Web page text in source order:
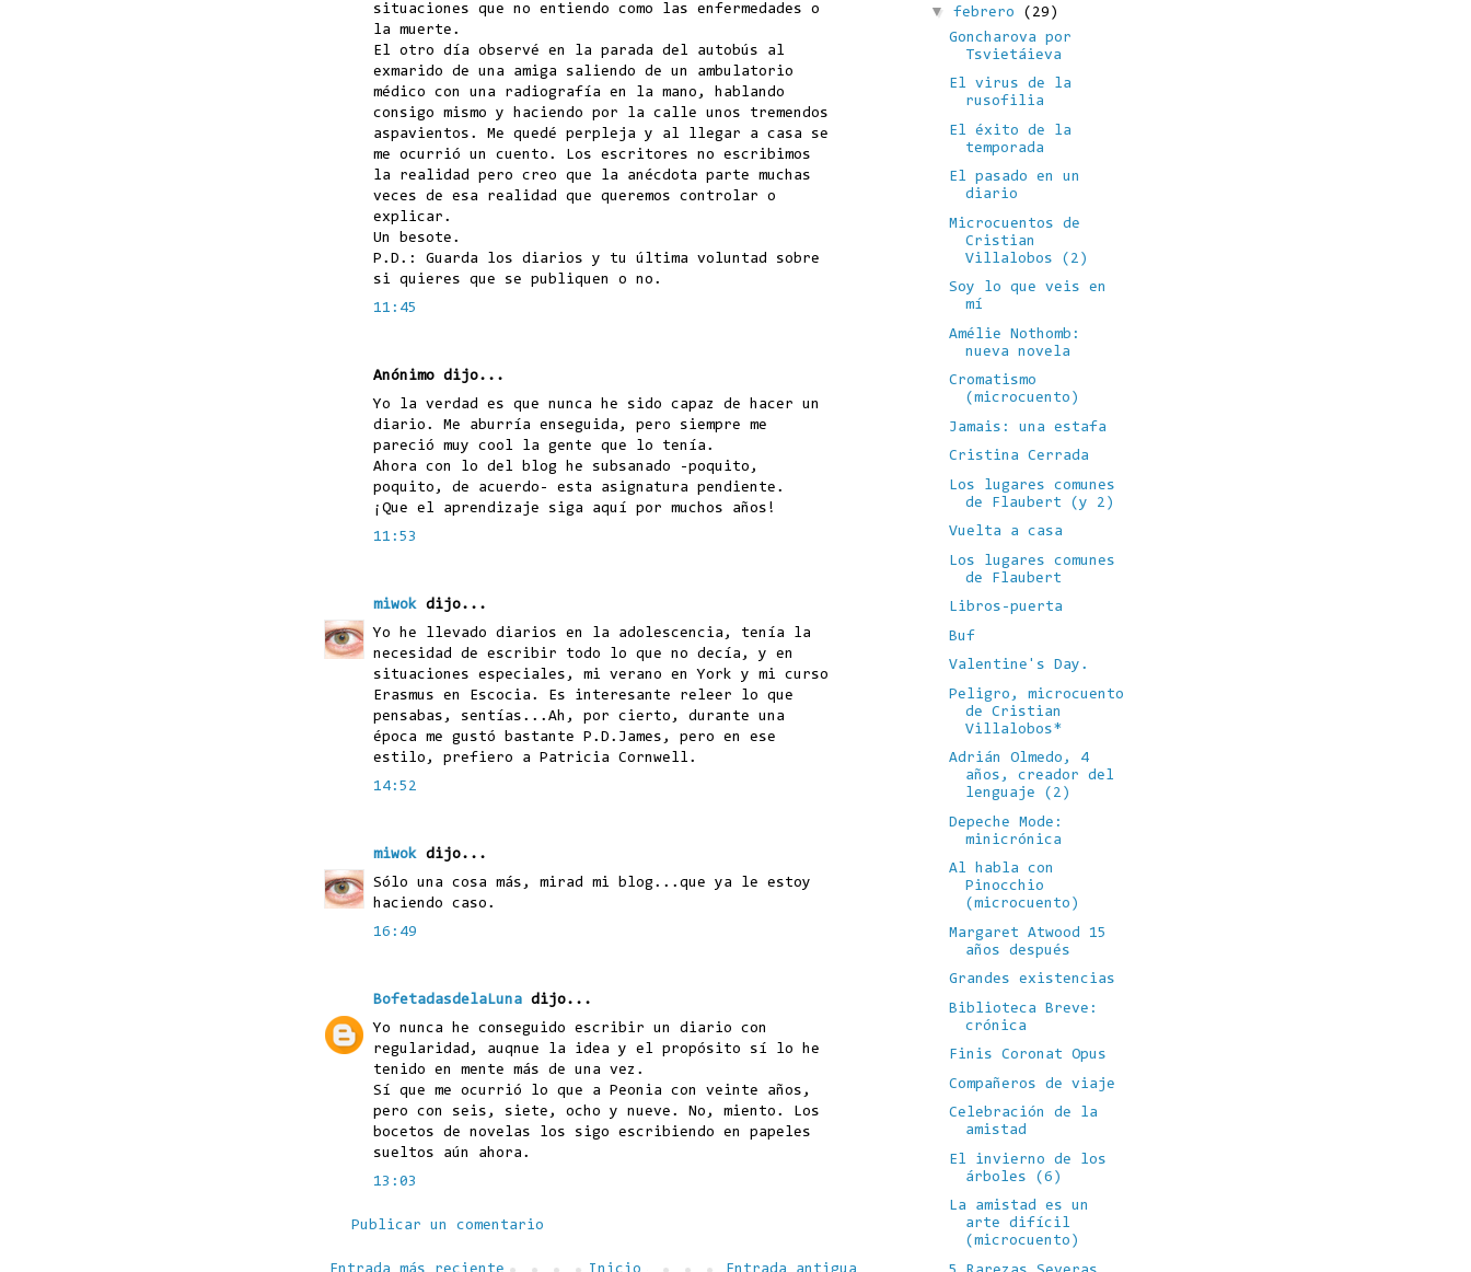
situaciones que no entiendo como las enfermedades o
la muerte.
El otro día observé en la parada del autobús al
exmarido de una amiga saliendo de un ambulatorio
médico con una radiografía en la mano, hablando
consigo mismo y haciendo por la calle unos tremendos
aspavientos. Me quedé perpleja y al llegar a casa se
me ocurrió un cuento. Los escritores no escribimos
la realidad pero creo que la anécdota parte muchas
veces de esa realidad que queremos controlar o
explicar.
Un besote.
P.D.: Guarda los diarios y tu última voluntad sobre
si quieres que se publiquen o no.
11:45
Anónimo dijo...
Yo la verdad es que nunca he sido capaz de hacer un
diario. Me aburría enseguida, pero siempre me
pareció muy cool la gente que lo tenía.
Ahora con lo del blog he subsanado -poquito,
poquito, de acuerdo- esta asignatura pendiente.
¡Que el aprendizaje siga aquí por muchos años!
11:53
miwok dijo...
Yo he llevado diarios en la adolescencia, tenía la
necesidad de escribir todo lo que no decía, y en
situaciones especiales, mi verano en York y mi curso
Erasmus en Escocia. Es interesante releer lo que
pensabas, sentías...Ah, por cierto, durante una
época me gustó bastante P.D.James, pero en ese
estilo, prefiero a Patricia Cornwell.
14:52
miwok dijo...
Sólo una cosa más, mirad mi blog...que ya le estoy
haciendo caso.
16:49
BofetadasdelaLuna dijo...
Yo nunca he conseguido escribir un diario con
regularidad, auqnue la idea y el propósito sí lo he
tenido en mente más de una vez.
Sí que me ocurrió lo que a Peonia con veinte años,
pero con seis, siete, ocho y nueve. No, miento. Los
bocetos de novelas los sigo escribiendo en papeles
sueltos aún ahora.
13:03
Publicar un comentario
▼ febrero (29)
Goncharova por
Tsvietáieva
El virus de la
rusofilia
El éxito de la
temporada
El pasado en un
diario
Microcuentos de
Cristian
Villalobos (2)
Soy lo que veis en
mí
Amélie Nothomb:
nueva novela
Cromatismo
(microcuento)
Jamais: una estafa
Cristina Cerrada
Los lugares comunes
de Flaubert (y 2)
Vuelta a casa
Los lugares comunes
de Flaubert
Libros-puerta
Buf
Valentine's Day.
Peligro, microcuento
de Cristian
Villalobos*
Adrián Olmedo, 4
años, creador del
lenguaje (2)
Depeche Mode:
minicrónica
Al habla con
Pinocchio
(microcuento)
Margaret Atwood 15
años después
Grandes existencias
Biblioteca Breve:
crónica
Finis Coronat Opus
Compañeros de viaje
Celebración de la
amistad
El invierno de los
árboles (6)
La amistad es un
arte difícil
(microcuento)